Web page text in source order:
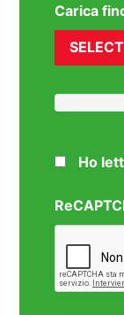
Carica
Ho